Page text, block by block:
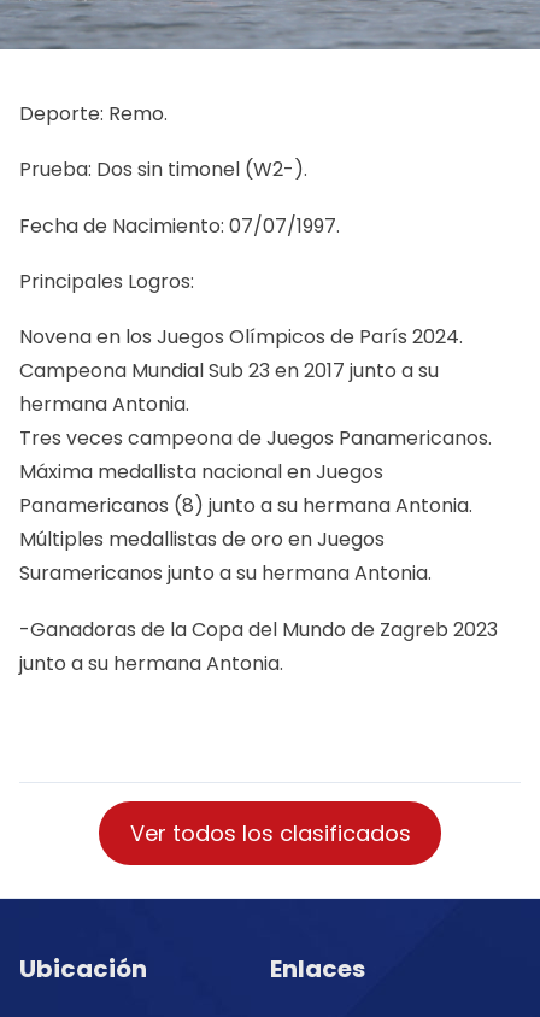
Deporte: Remo.
Prueba: Dos sin timonel (W2-).
Fecha de Nacimiento: 07/07/1997.
Principales Logros:
Novena en los Juegos Olímpicos de París 2024.
Campeona Mundial Sub 23 en 2017 junto a su
hermana Antonia.
Tres veces campeona de Juegos Panamericanos.
Máxima medallista nacional en Juegos
Panamericanos (8) junto a su hermana Antonia.
Múltiples medallistas de oro en Juegos
Suramericanos junto a su hermana Antonia.
-Ganadoras de la Copa del Mundo de Zagreb 2023
junto a su hermana Antonia.
Ver todos los clasificados
Ubicación Enlaces